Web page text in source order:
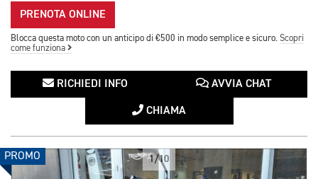
PRENOTA ONLINE
Blocca questa moto con un anticipo di €500 in modo semplice e sicuro. Scopri
come funziona
RICHIEDI INFO AVVIA CHAT
CHIAMA
PROMO 1/10